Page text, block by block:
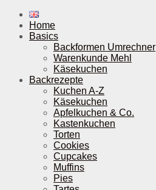
Home
Basics
Backformen Umrechner
Warenkunde Mehl
Käsekuchen
Backrezepte
Kuchen A-Z
Käsekuchen
Apfelkuchen & Co.
Kastenkuchen
Torten
Cookies
Cupcakes
Muffins
Pies